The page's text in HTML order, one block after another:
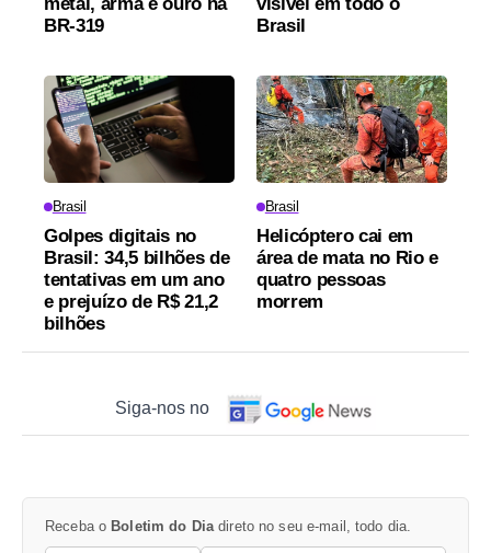
BR-319
Brasil
Brasil
Golpes digitais no
Brasil: 34,5 bilhões de
tentativas em um ano
e prejuízo de R$ 21,2
bilhões
Brasil
Helicóptero cai em
área de mata no Rio e
quatro pessoas
morrem
Siga-nos no
Receba o Boletim do Dia direto no seu e-mail, todo dia.